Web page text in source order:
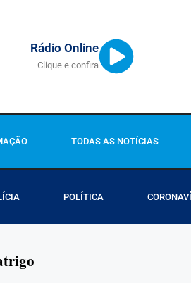
Rádio Online
Clique e confira
TODAS AS NOTÍCIAS
POLÍTICA